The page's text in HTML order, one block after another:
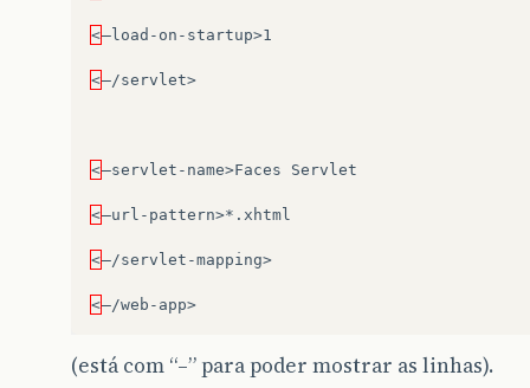
<–load-on-startup>1
<–/servlet>
<–servlet-name>Faces Servlet
<–url-pattern>*.xhtml
<–/servlet-mapping>
<
(está com “–” para poder mostrar as linhas).